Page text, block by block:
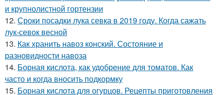
и крупнолистной гортензии
12. Сроки посадки лука севка в 2019 году. Когда сажать
лук-севок весной
13. Как хранить навоз конский. Состояние и
разновидности навоза
14. Борная кислота, как удобрение для томатов. Как
часто и когда вносить подкормку
15. Борная кислота для огурцов. Рецепты приготовления